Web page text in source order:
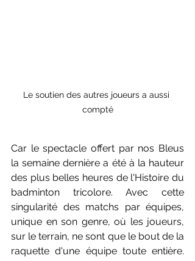
Le soutien des autres joueurs a aussi
compté
Car le spectacle offert par nos Bleus
la semaine dernière a été à la hauteur
des plus belles heures de l'Histoire du
badminton tricolore. Avec cette
singularité des matchs par équipes,
unique en son genre, où les joueurs,
sur le terrain, ne sont que le bout de la
raquette d'une équipe toute entière.